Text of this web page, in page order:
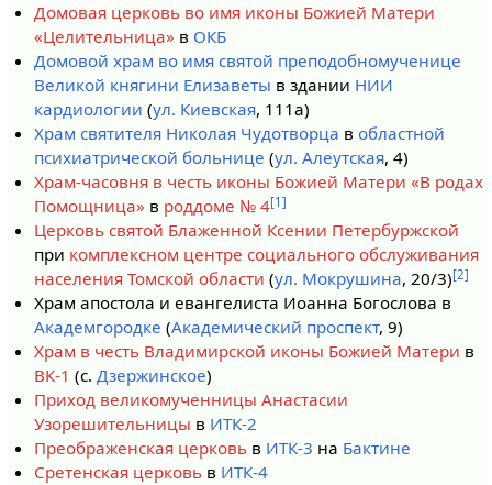
Домовая церковь во имя иконы Божией Матери
«Целительница» в ОКБ
Домовой храм во имя святой преподобномученице
Великой княгини Елизаветы в здании НИИ
кардиологии (ул. Киевская, 111а)
Храм святителя Николая Чудотворца вобластной
психиатрической больнице (ул. Алеутская, 4)
Храм-часовня в честь иконы Божией Матери «В родах
Помощница» в роддоме № 4[1]
Церковь святой Блаженной Ксении Петербуржской
при комплексном центре социального обслуживания
населения Томской области (ул. Мокрушина, 20/3)[2]
Храм апостола и евангелиста Иоанна Богослова в
Академгородке (Академический проспект, 9)
Храм в честь Владимирской иконы Божией Матери в
ВК-1 (с.Дзержинское)
Приход великомученницы Анастасии
Узорешительницы в ИТК-2
Преображенская церковь в ИТК-3 на Бактине
Сретенская церковь в ИТК-4